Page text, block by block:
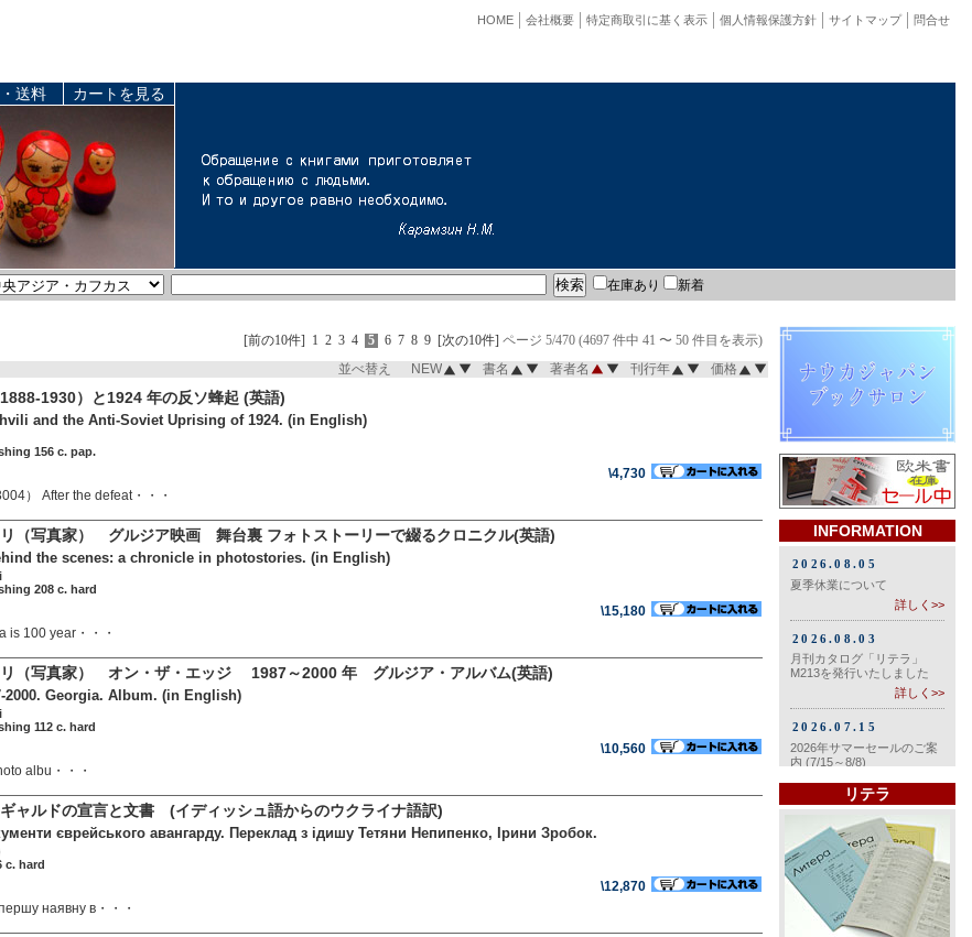
問合せ
サイトマップ
個人情報保護方針
特定商取引に基く表示
会社概要
HOME
送料 カートを見る
在庫あり 新着
[前の10件] 1 2 3 4 5 6 7 8 9 [次の10件] ページ 5/470 (4697 件中 41 〜 50 件目を表示)
並べ替え NEW 書名 著者名 刊行年 価格
1930）と1924 年の反ソ蜂起 (英語)
and the Anti-Soviet Uprising of 1924. (in English)
156 c. pap.
\4,730
） After the defeat・・・
（写真家） グルジア映画 舞台裏 フォトストーリーで綴るクロニクル(英語)
the scenes: a chronicle in photostories. (in English)
208 c. hard
\15,180
is 100 year・・・
リ（写真家） オン・ザ・エッジ 1987～2000 年 グルジア・アルバム(英語)
2000. Georgia. Album. (in English)
112 c. hard
\10,560
albu・・・
ャルドの宣言と文書 (イディッシュ語からのウクライナ語訳)
єврейського авангарду. Переклад з ідишу Тетяни Непипенко, Ірини Зробок.
c. hard
\12,870
наявну в・・・
INFORMATION
リテラ